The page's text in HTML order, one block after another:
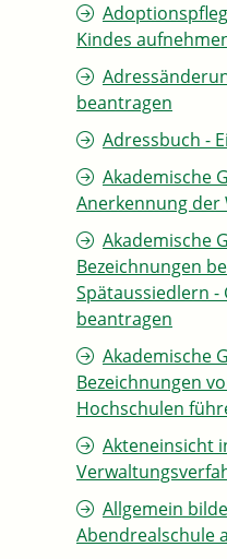
Kindes
beantragen
Adressbuch -
Akademische
Anerkennung
Akademische
Bezeichnungen
Spätaussiedlern
beantragen
Akademische
Bezeichnungen
Hochschulen
Akteneinsicht
Allgemein
Abendrealschule